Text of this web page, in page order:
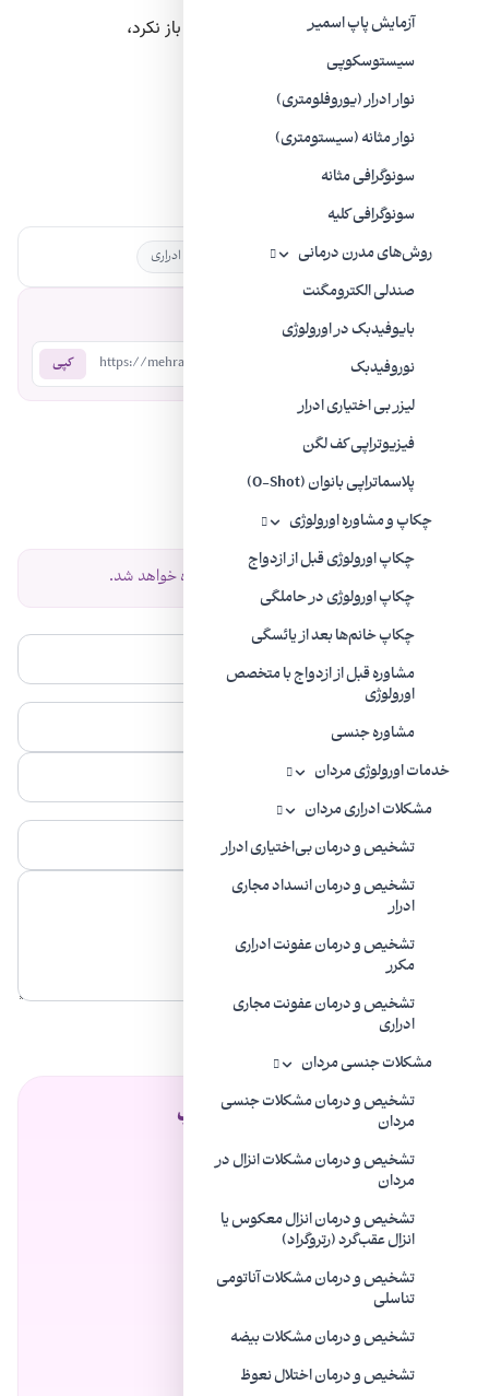
آزمایش پاپ اسمیر
سیستوسکوپی
نوار ادرار (یوروفلومتری)
نوار مثانه (سیستومتری)
سونوگرافی مثانه
سونوگرافی کلیه
روش‌های مدرن درمانی
صندلی الکترومگنت
بایوفیدبک در اورولوژی
نوروفیدبک
لیزر بی‌ اختیاری ادرار
فیزیوتراپی کف لگن
پلاسماتراپی بانوان (O-Shot)
چکاپ و مشاوره اورولوژی
چکاپ اورولوژی قبل از ازدواج
چکاپ اورولوژی در حاملگی
چکاپ خانم‌ها بعد از یائسگی
مشاوره قبل از ازدواج با متخصص
اورولوژی
مشاوره جنسی
خدمات اورولوژی مردان
مشکلات ادراری مردان
تشخیص و درمان بی‌اختیاری ادرار
تشخیص و درمان انسداد مجاری
ادرار
تشخیص و درمان عفونت ادراری
مکرر
تشخیص و درمان عفونت مجاری
ادراری
مشکلات جنسی مردان
تشخیص و درمان مشکلات جنسی
مردان
تشخیص و درمان مشکلات انزال در
مردان
تشخیص و درمان انزال معکوس یا
انزال عقب‌گرد (رتروگراد)
تشخیص و درمان مشکلات آناتومی
تناسلی
تشخیص و درمان مشکلات بیضه
تشخیص و درمان اختلال نعوظ
برچسب‌ها: بی اختیاری ادرار دیابت مشکلات ادراری
اشتراک‌گذاری:
https://mehradodc.com/?p=962 کپی
نظرات
نظرات خود را با ما به اشتراک بگذارید.
نظر شما پس از تایید نمایش داده خواهد شد.
ارسال
فهرست مطالب